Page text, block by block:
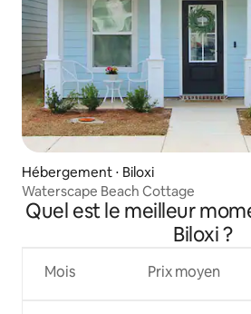
Hébergement ⋅ Biloxi
Waterscape Beach Cottage
Quel est le meilleur
Biloxi ?
Mois Prix moyen